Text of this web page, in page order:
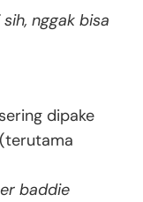
nggak bisa
dipake
baddie